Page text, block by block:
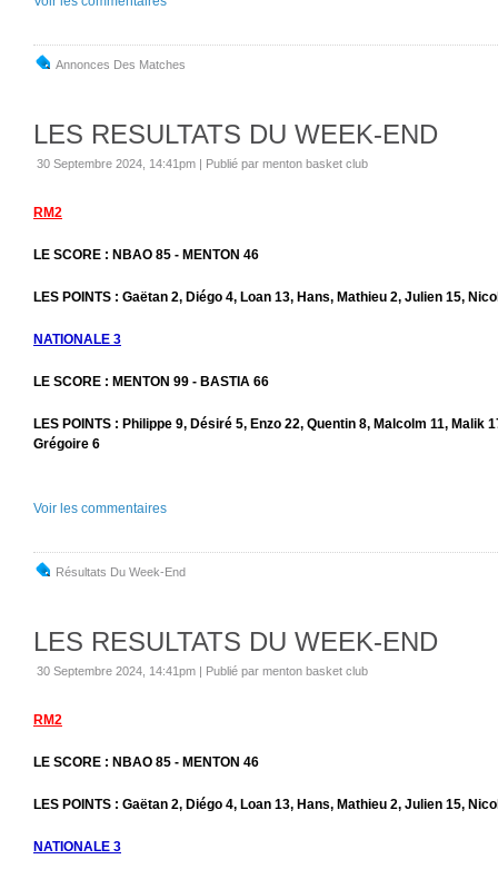
Annonces Des Matches
LES RESULTATS DU WEEK-END
30 Septembre 2024, 14:41pm | Publié par menton basket club
RM2
LE SCORE : NBAO 85 - MENTON 46
LES POINTS : Gaëtan 2, Diégo 4, Loan 13, Hans, Mathieu 2, Julien 15,
NATIONALE 3
LE SCORE : MENTON 99 - BASTIA 66
LES POINTS : Philippe 9, Désiré 5, Enzo 22, Quentin 8, Malcolm 11, Malik
Grégoire 6
Voir les commentaires
Résultats Du Week-End
LES RESULTATS DU WEEK-END
30 Septembre 2024, 14:41pm | Publié par menton basket club
RM2
LE SCORE : NBAO 85 - MENTON 46
LES POINTS : Gaëtan 2, Diégo 4, Loan 13, Hans, Mathieu 2, Julien 15,
NATIONALE 3